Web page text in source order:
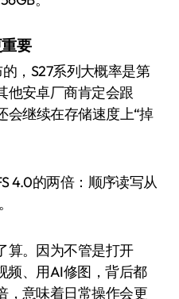
要
，S27系列大概率是第
他安卓厂商肯定会跟
会继续在存储速度上“掉
4.0的两倍：顺序读写从
算。因为不管是打开
频、用AI修图，背后都
，意味着日常操作会更